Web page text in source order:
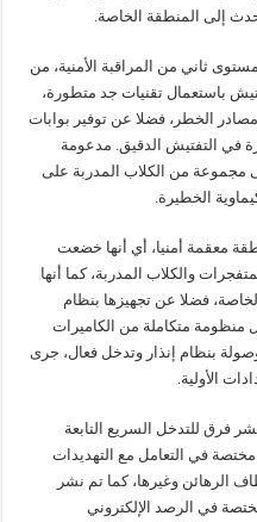
إلى المنطقة الخاصة.
ثاني من المراقبة الأمنية، من
باستعمال تقنيات جد متطورة،
الخطر، فضلا عن توفير بوابات
في التفتيش الدقيق. مدعومة
مجموعة من الكلاب المدربة على
الخطيرة.
معقمة أمنيا، أي أنها خضعت
والكلاب المدربة، كما أنها
فضلا عن تجهيزها بنظام
منظومة متكاملة من الكاميرات
بنظام إنذار وتدخل فعال، جرى
الأولية.
فرق للتدخل السريع التابعة
مختصة في التعامل مع التهديدات
الرهائن وغيرها، كما تم نشر
في الرصد الإلكتروني